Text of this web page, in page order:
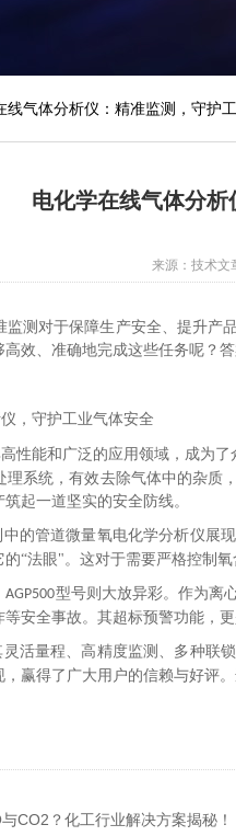
气体分析仪：精准监测，守护
电化学在线气体分
来源：技术
测对于保障生产安全、提升
效、准确地完成这些任务呢？
，守护工业气体安全
性能和广泛的应用领域，成为
系统，有效去除气体中的杂
起一道坚实的安全防线。
中的管道微量氧电化学分析仪展
“法眼"。这对于需要严格控制
AGP500型号则大放异彩。作为离
安全事故。其超标预警功能，
活量程、高精度监测、多种联
赢得了广大用户的信赖与好评
CO2？化工行业解决方案揭秘！